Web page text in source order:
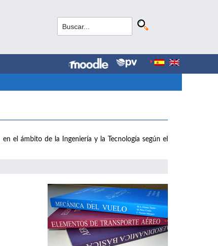
en el ámbito de la Ingeniería y la Tecnología según el